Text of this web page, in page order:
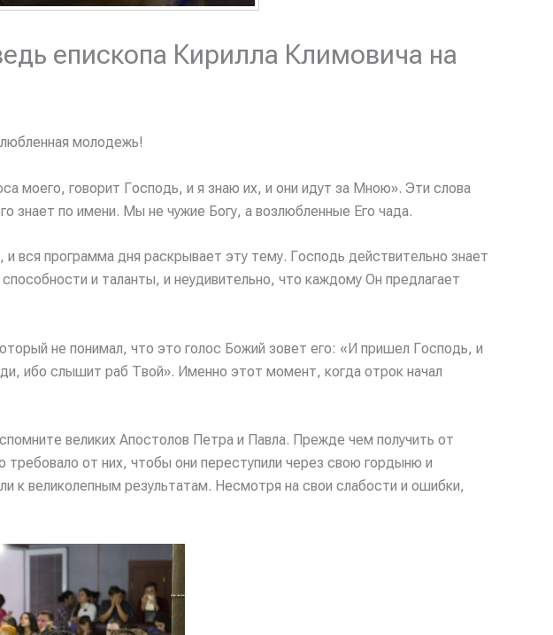
епископа Кирилла Климовича на
молодежь!
моего, говорит Господь, и я знаю их, и они идут за Мною». Эти слова
знает по имени. Мы не чужие Богу, а возлюбленные Его чада.
программа дня раскрывает эту тему. Господь действительно знает
и таланты, и неудивительно, что каждому Он предлагает
не понимал, что это голос Божий зовет его: «И пришел Господь, и
ибо слышит раб Твой». Именно этот момент, когда отрок начал
великих Апостолов Петра и Павла. Прежде чем получить от
от них, чтобы они переступили через свою гордыню и
к великолепным результатам. Несмотря на свои слабости и ошибки,